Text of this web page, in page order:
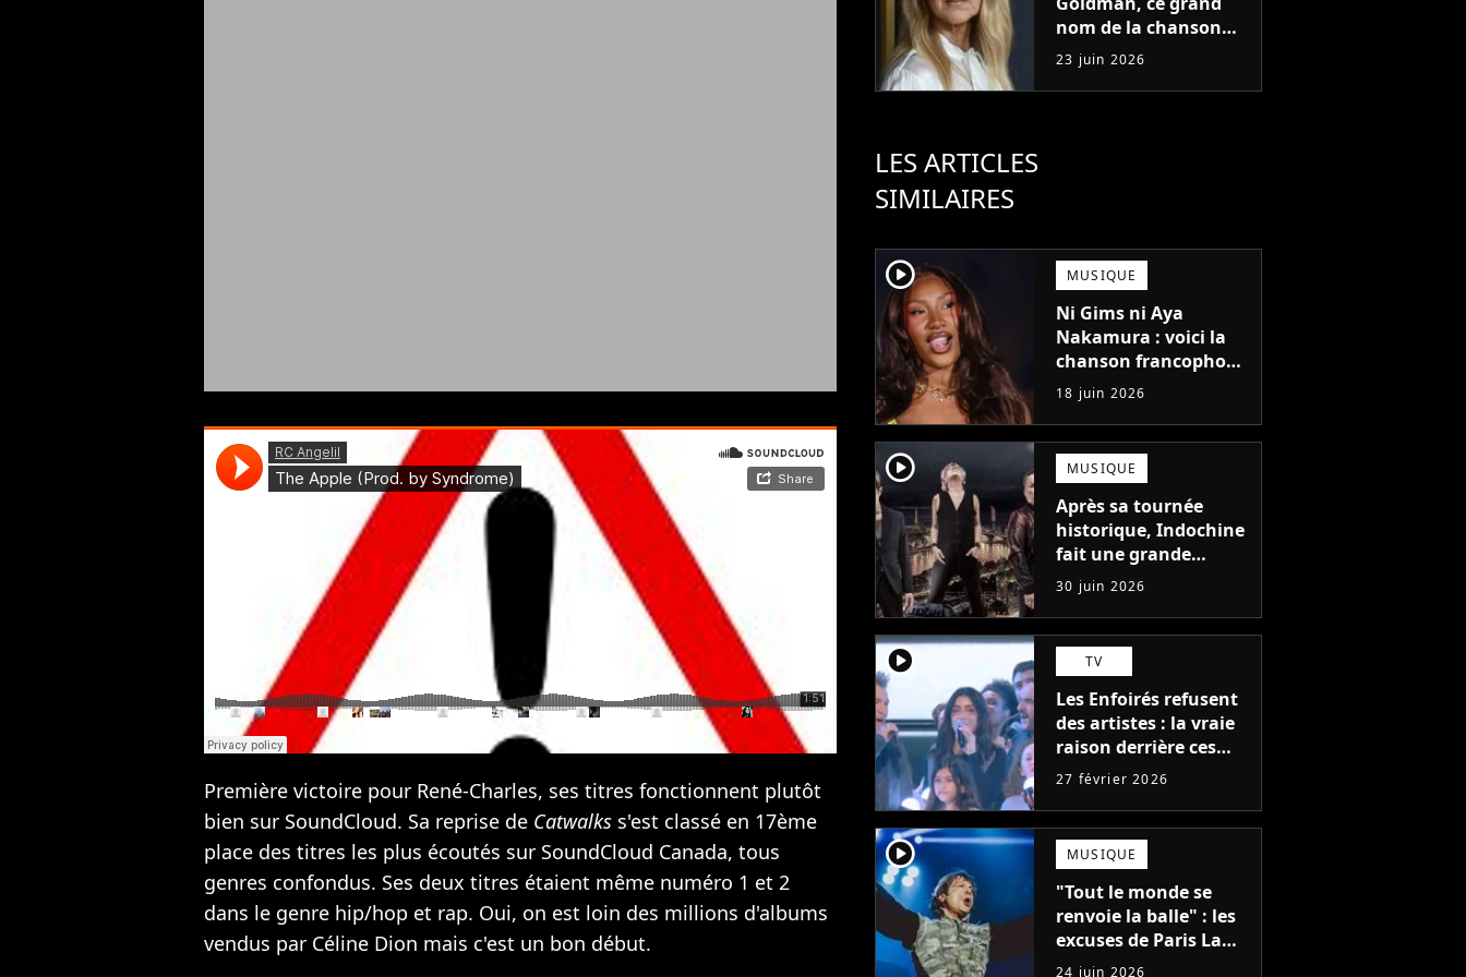
Première victoire pour René-Charles, ses titres fonctionnent plutôt
bien sur SoundCloud. Sa reprise de Catwalks s'est classé en 17ème
place des titres les plus écoutés sur SoundCloud Canada, tous
genres confondus. Ses deux titres étaient même numéro 1 et 2
dans le genre hip/hop et rap. Oui, on est loin des millions d'albums
vendus par Céline Dion mais c'est un bon début.
nom de la chanson
française travaille sur
son nouvel album !
23 juin 2026
LES ARTICLES
SIMILAIRES
player2 MUSIQUE
Ni Gims ni Aya
Nakamura : voici la
chanson francophone
la plus écoutée à
l'étranger en 2025 !
18 juin 2026
player2 MUSIQUE
Après sa tournée
historique, Indochine
fait une grande
annonce que
personne n'attendait
30 juin 2026
player2 TV
Les Enfoirés refusent
des artistes : la vraie
raison derrière ces
recalés du casting
27 février 2026
player2 MUSIQUE
"Tout le monde se
renvoie la balle" : les
excuses de Paris La
Défense Arena après
24 juin 2026